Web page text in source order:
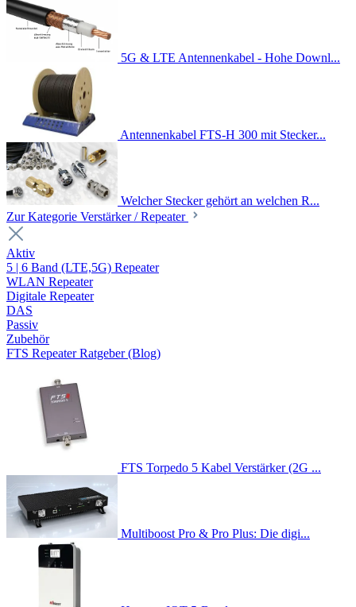
5G & LTE Antennenkabel - Hohe Downl...
Antennenkabel FTS-H 300 mit Stecker...
Welcher Stecker gehört an welchen R...
Zur Kategorie Verstärker / Repeater
Aktiv
5 | 6 Band (LTE,5G) Repeater
WLAN Repeater
Digitale Repeater
DAS
Passiv
Zubehör
FTS Repeater Ratgeber (Blog)
FTS Torpedo 5 Kabel Verstärker (2G ...
Multiboost Pro & Pro Plus: Die digi...